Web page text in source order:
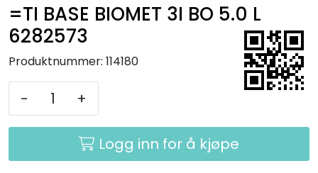
=TI BASE BIOMET 3I BO 5.0 L
6282573
Produktnummer: 114180
- +
Logg inn for å kjøpe